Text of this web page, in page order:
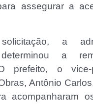
assegurar a
a
determinou a
prefeito, o vice-
Antônio
acompanharam